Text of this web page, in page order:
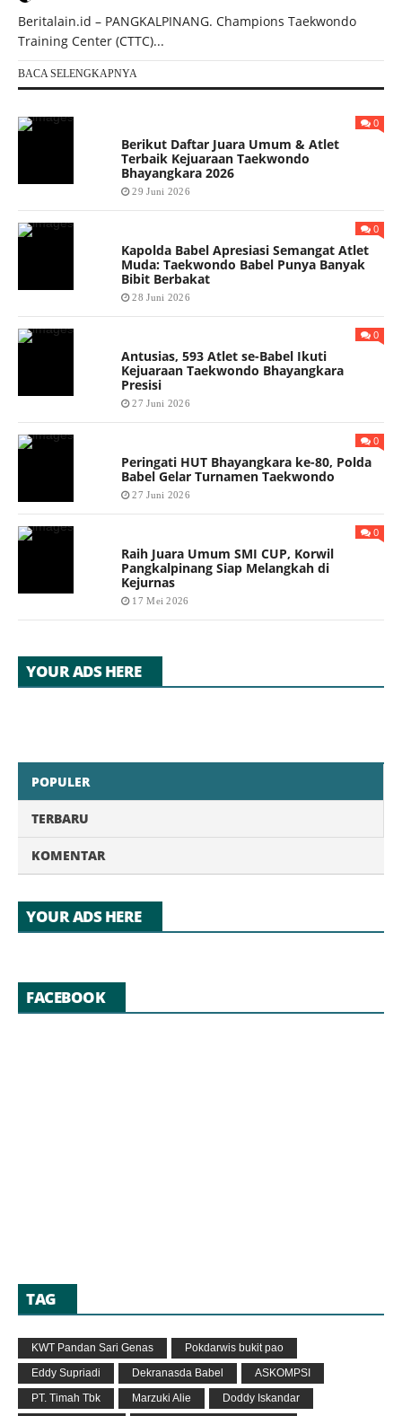
Beritalain.id – PANGKALPINANG. Champions Taekwondo
Training Center (CTTC)...
BACA SELENGKAPNYA
0
Berikut Daftar Juara Umum & Atlet
Terbaik Kejuaraan Taekwondo
Bhayangkara 2026
29 Juni 2026
0
Kapolda Babel Apresiasi Semangat Atlet
Muda: Taekwondo Babel Punya Banyak
Bibit Berbakat
28 Juni 2026
0
Antusias, 593 Atlet se-Babel Ikuti
Kejuaraan Taekwondo Bhayangkara
Presisi
27 Juni 2026
0
Peringati HUT Bhayangkara ke-80, Polda
Babel Gelar Turnamen Taekwondo
27 Juni 2026
0
Raih Juara Umum SMI CUP, Korwil
Pangkalpinang Siap Melangkah di
Kejurnas
17 Mei 2026
YOUR ADS HERE
POPULER
TERBARU
KOMENTAR
YOUR ADS HERE
FACEBOOK
TAG
KWT Pandan Sari Genas
Pokdarwis bukit pao
Eddy Supriadi
Dekranasda Babel
ASKOMPSI
PT. Timah Tbk
Marzuki Alie
Doddy Iskandar